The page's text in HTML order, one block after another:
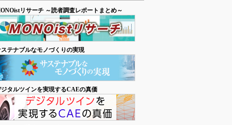
リサーチ ～読者調査レポートまとめ～
テナブルなモノづくりの実現
タルツインを実現するCAEの真価